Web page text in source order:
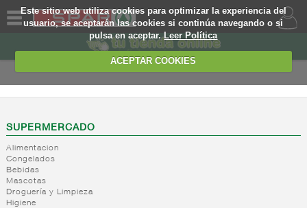
Este sitio web utiliza cookies para optimizar la experiencia del
usuario, se aceptarán las cookies si continúa navegando o si
pulsa en aceptar.Leer Política
ACEPTAR COOKIES
SOMOS
WEB
EJEMPLO
SUPERMERCADO
Alimentacion
Congelados
Bebidas
Mascotas
Droguería y Limpieza
Higiene